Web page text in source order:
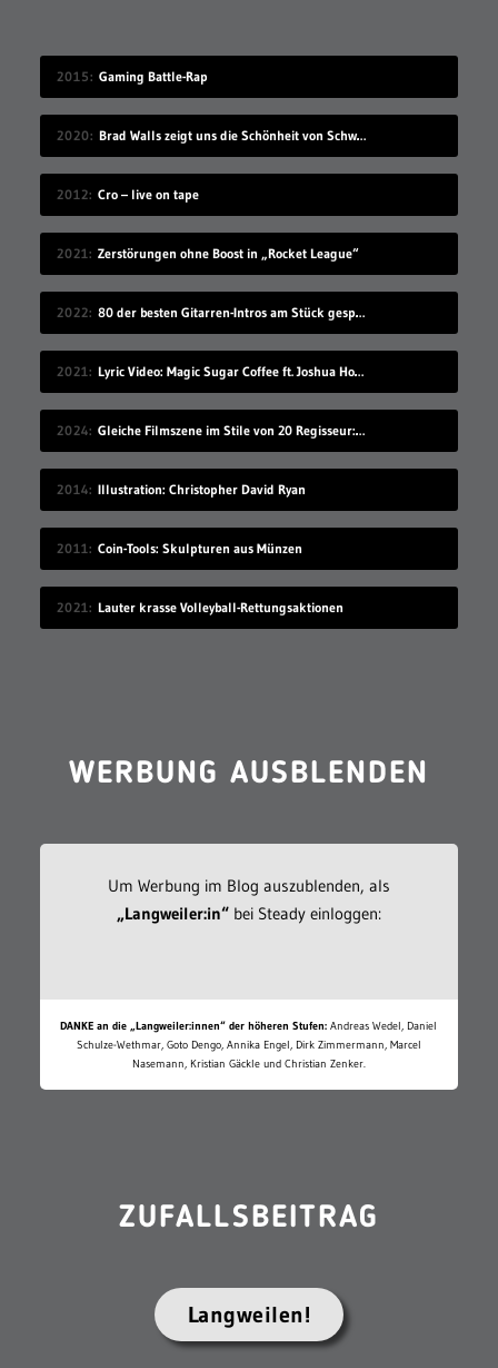
2015 Gaming Battle-Rap
2020 Brad Walls zeigt uns die Schönheit von Schwimmbecken
2012 Cro – live on tape
2021 Zerstörungen ohne Boost in „Rocket League“
2022 80 der besten Gitarren-Intros am Stück gespielt
2021 Lyric Video: Magic Sugar Coffee ft. Joshua Howlett – „Blkout“
2024 Gleiche Filmszene im Stile von 20 Regisseur:innen
2014 Illustration: Christopher David Ryan
2011 Coin-Tools: Skulpturen aus Münzen
2021 Lauter krasse Volleyball-Rettungsaktionen
WERBUNG AUSBLENDEN
Um Werbung im Blog auszublenden, als
„Langweiler:in“bei Steady einloggen:
DANKE an die „Langweiler:innen“ der höheren Stufen: Andreas Wedel, Daniel
Schulze-Wethmar, Goto Dengo, Annika Engel, Dirk Zimmermann, Marcel
Nasemann, Kristian Gäckle und Christian Zenker.
ZUFALLSBEITRAG
Langweilen!